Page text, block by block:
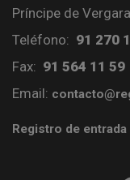
Príncipe de
Teléfono: 91 270
Fax: 91 564 11 59
Email:
Registro de